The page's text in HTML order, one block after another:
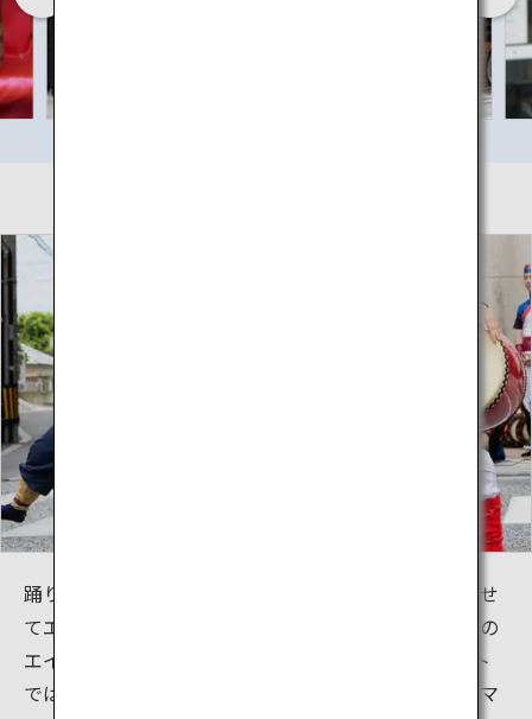
踊り隊が太鼓を打ち鳴らしながら、陽気な音楽に合わせ
てエイサーを踊りながら国際通りを練り歩く「一万人の
エイサー躍り隊」。8月上旬に開催されるこのイベント
では、参加者の気迫のこもった踊りや楽しいパフォーマ